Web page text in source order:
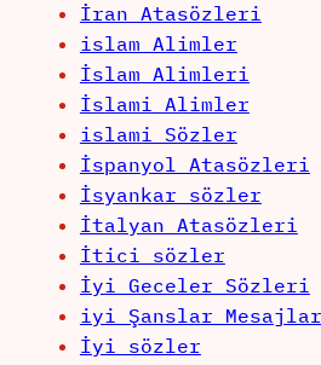
İran Atasözleri
islam Alimler
İslam Alimleri
İslami Alimler
islami Sözler
İspanyol Atasözleri
İsyankar sözler
İtalyan Atasözleri
İtici sözler
İyi Geceler Sözleri
iyi Şanslar
İyi sözler